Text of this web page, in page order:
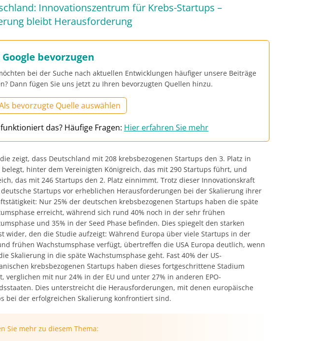
Innovationszentrum für Krebs-Startups –
bleibt Herausforderung
Google bevorzugen
bei der Suche nach aktuellen Entwicklungen häufiger unsere Beiträge
Dann fügen Sie uns jetzt zu Ihren bevorzugten Quellen hinzu.
bevorzugte Quelle auswählen
das? Häufige Fragen: Hier erfahren Sie mehr
zeigt, dass Deutschland mit 208 krebsbezogenen Startups den 3. Platz in
belegt, hinter dem Vereinigten Königreich, das mit 290 Startups führt, und
das mit 246 Startups den 2. Platz einnimmt. Trotz dieser Innovationskraft
Startups vor erheblichen Herausforderungen bei der Skalierung ihrer
Nur 25% der deutschen krebsbezogenen Startups haben die späte
erreicht, während sich rund 40% noch in der sehr frühen
und 35% in der Seed Phase befinden. Dies spiegelt den starken
wider, den die Studie aufzeigt: Während Europa über viele Startups in der
frühen Wachstumsphase verfügt, übertreffen die USA Europa deutlich, wenn
Skalierung in die späte Wachstumsphase geht. Fast 40% der US-
krebsbezogenen Startups haben dieses fortgeschrittene Stadium
verglichen mit nur 24% in der EU und unter 27% in anderen EPO-
Dies unterstreicht die Herausforderungen, mit denen europäische
bei der erfolgreichen Skalierung konfrontiert sind.
Sie mehr zu diesem Thema: